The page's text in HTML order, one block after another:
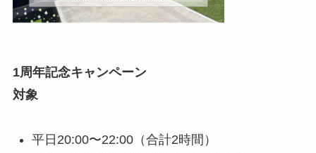
1周年記念キャンペーン
対象
平日20:00〜22:00（合計2時間）